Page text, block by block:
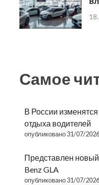
Самое
В России
отдыха водителей
опубликовано 31/07/2026
Представлен
Benz GLA
опубликовано 31/07/2026